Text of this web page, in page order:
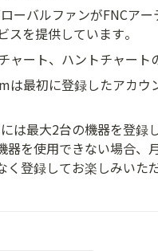
ーバルファンがFNCア
を提供しています。
ート、ハントチャート
は最初に登録したアカウ
は最大2台の機器を登
器を使用できない場合、
登録してお楽しみいた